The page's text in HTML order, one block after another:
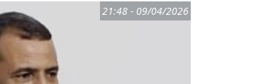
09/04/2026 - 21:48